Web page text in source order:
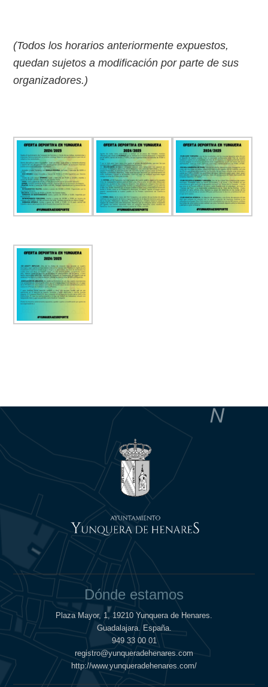
(Todos los horarios anteriormente expuestos,
quedan sujetos a modificación por parte de sus
organizadores.)
Dónde estamos
Plaza Mayor, 1, 19210 Yunquera de Henares.
Guadalajara. España.
949 33 00 01
registro@yunqueradehenares.com
http://www.yunqueradehenares.com/